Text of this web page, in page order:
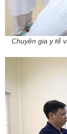
Chuyên gia y tế